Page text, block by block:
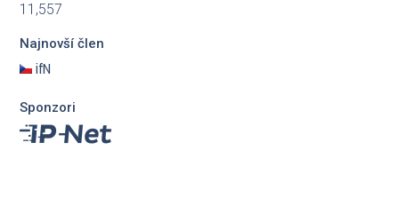
11,557
Najnovší člen
ifN
Sponzori